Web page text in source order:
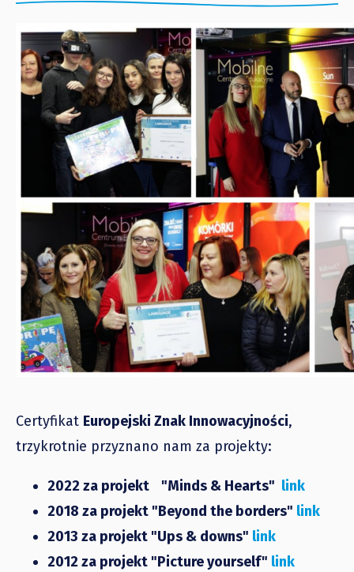
Certyfikat Europejski Znak Innowacyjności,
trzykrotnie przyznano nam za projekty:
2022 za projekt "Minds & Hearts" link
2018 za projekt "Beyond the borders" link
2013 za projekt "Ups & downs" link
2012 za projekt "Picture yourself" link